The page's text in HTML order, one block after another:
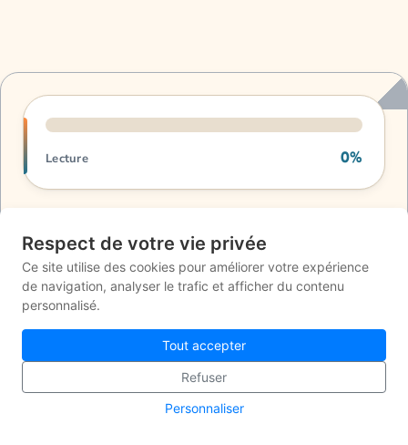
Respect de votre vie privée
Ce site utilise des cookies pour améliorer votre expérience
de navigation, analyser le trafic et afficher du contenu
personnalisé.
Tout accepter
Refuser
Personnaliser
Progression de lecture
Lecture 0%
Pour ceux qui terminent l'école primaire
Pour les collégiens